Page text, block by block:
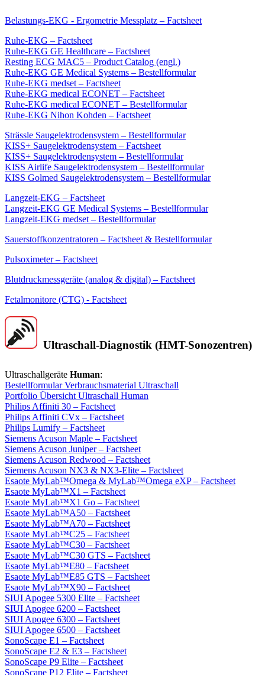
Belastungs-EKG - Ergometrie Messplatz – Factsheet
Ruhe-EKG – Factsheet
Ruhe-EKG GE Healthcare – Factsheet
Resting ECG MAC5 – Product Catalog (engl.)
Ruhe-EKG GE Medical Systems – Bestellformular
Ruhe-EKG medset – Factsheet
Ruhe-EKG medical ECONET – Factsheet
Ruhe-EKG medical ECONET – Bestellformular
Ruhe-EKG Nihon Kohden – Factsheet
Strässle Saugelektrodensystem – Bestellformular
KISS+ Saugelektrodensystem – Factsheet
KISS+ Saugelektrodensystem – Bestellformular
KISS Airlife Saugelektrodensystem – Bestellformular
KISS Golmed Saugelektrodensystem – Bestellformular
Langzeit-EKG – Factsheet
Langzeit-EKG GE Medical Systems – Bestellformular
Langzeit-EKG medset – Bestellformular
Sauerstoffkonzentratoren – Factsheet & Bestellformular
Pulsoximeter – Factsheet
Blutdruckmessgeräte (analog & digital) – Factsheet
Fetalmonitore (CTG) - Factsheet
Ultraschall-Diagnostik (HMT-Sonozentren)
Ultraschallgeräte Human:
Bestellformular Verbrauchsmaterial Ultraschall
Portfolio Übersicht Ultraschall Human
Philips Affiniti 30 – Factsheet
Philips Affiniti CVx – Factsheet
Philips Lumify – Factsheet
Siemens Acuson Maple – Factsheet
Siemens Acuson Juniper – Factsheet
Siemens Acuson Redwood – Factsheet
Siemens Acuson NX3 & NX3-Elite – Factsheet
Esaote MyLab™Omega & MyLab™Omega eXP – Factsheet
Esaote MyLab™X1 – Factsheet
Esaote MyLab™X1 Go – Factsheet
Esaote MyLab™A50 – Factsheet
Esaote MyLab™A70 – Factsheet
Esaote MyLab™C25 – Factsheet
Esaote MyLab™C30 – Factsheet
Esaote MyLab™C30 GTS – Factsheet
Esaote MyLab™E80 – Factsheet
Esaote MyLab™E85 GTS – Factsheet
Esaote MyLab™X90 – Factsheet
SIUI Apogee 5300 Elite – Factsheet
SIUI Apogee 6200 – Factsheet
SIUI Apogee 6300 – Factsheet
SIUI Apogee 6500 – Factsheet
SonoScape E1 – Factsheet
SonoScape E2 & E3 – Factsheet
SonoScape P9 Elite – Factsheet
SonoScape P12 Elite – Factsheet